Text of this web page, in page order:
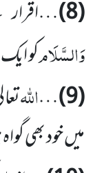
(8) …اقرار
وَالسَّلَامکو
(9)
…اللہ
میں خود بھی